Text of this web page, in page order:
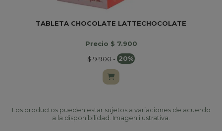
TABLETA CHOCOLATE LATTECHOCOLATE
Precio $ 7.900
$ 9.900- 20%
Los productos pueden estar sujetos a variaciones de acuerdo
a la disponibilidad. Imagen ilustrativa.